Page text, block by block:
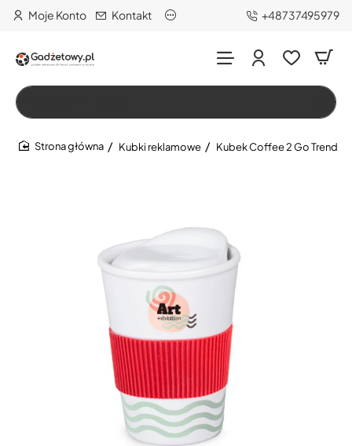
Moje Konto Kontakt +48737495979
Szukaj…
Kubki reklamowe Kubek Coffee 2 Go Trend